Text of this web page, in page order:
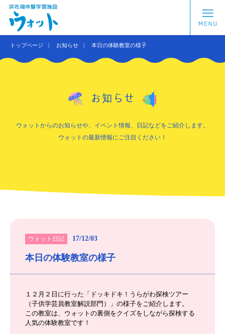
トップページ お知らせ 本日の体験教室の様子
お知らせ
ウォットからのお知らせや、イベント情報、日記などをご紹介します。
ウォットの最新情報にご注目ください！
ウォット日記 17/12/03
本日の体験教室の様子
１２月２日に行った「ドッキドキ！うらがわ探検ツアー
（子供学芸員教室解説部門）」の様子をご紹介します。
この教室は、ウォットの裏側をクイズをしながら探検する
人気の体験教室です！